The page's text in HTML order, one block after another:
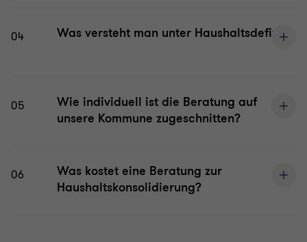
04 Was versteht man unter Haushaltsdefizit?
05
Wie individuell ist die Beratung auf
unsere Kommune zugeschnitten?
06
Was kostet eine Beratung zur
Haushaltskonsolidierung?